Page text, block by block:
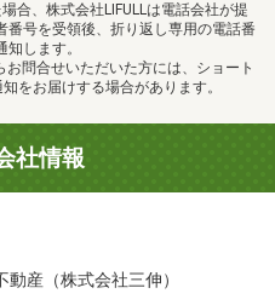
合、株式会社LIFULLは電話会社が提
号を受領後、折り返し専用の電話番
します。
問合せいただいた方には、ショート
をお届けする場合があります。
社情報
動産（株式会社三伸）